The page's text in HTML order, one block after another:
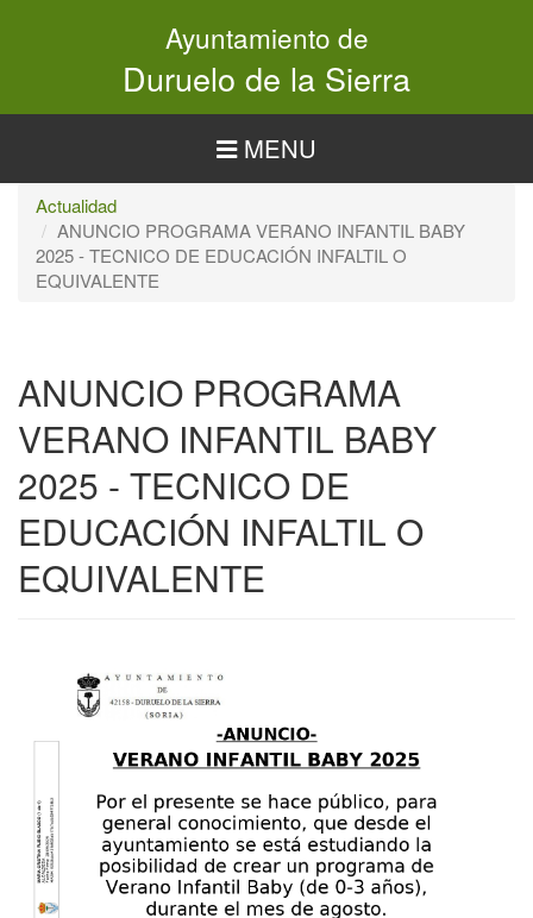
Ayuntamiento de
Duruelo de la Sierra
MENU
Actualidad
ANUNCIO PROGRAMA VERANO INFANTIL BABY
2025 - TECNICO DE EDUCACIÓN INFALTIL O
EQUIVALENTE
ANUNCIO PROGRAMA
VERANO INFANTIL BABY
2025 - TECNICO DE
EDUCACIÓN INFALTIL O
EQUIVALENTE